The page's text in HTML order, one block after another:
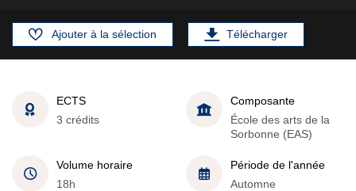
Ajouter à la sélection Télécharger
ECTS
3 crédits
Composante
École des arts de la
Sorbonne (EAS)
Volume horaire
18h
Période de l'année
Automne